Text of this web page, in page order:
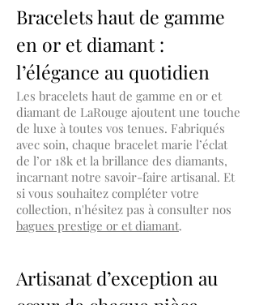
Bracelets haut de gamme
en or et diamant :
l’élégance au quotidien
Les bracelets haut de gamme en or et
diamant de LaRouge ajoutent une touche
de luxe à toutes vos tenues. Fabriqués
avec soin, chaque bracelet marie l’éclat
de l’or 18k et la brillance des diamants,
incarnant notre savoir-faire artisanal. Et
si vous souhaitez compléter votre
collection, n'hésitez pas à consulter nos
bagues prestige or et diamant.
Artisanat d’exception au